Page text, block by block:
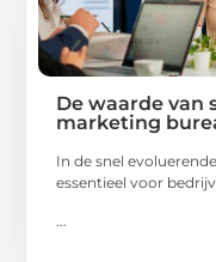
De waarde van
marketing
In de snel
essentieel voor
...